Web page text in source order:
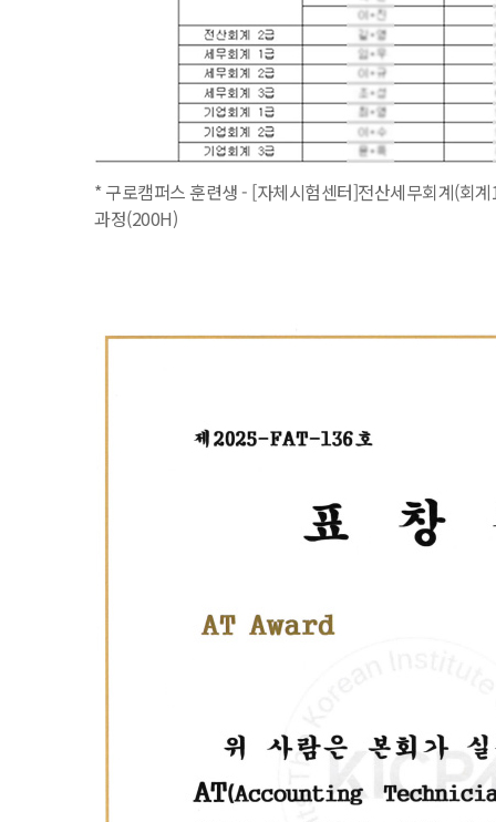
* 구로캠퍼스 훈련생 - [자체시험센터]전산세무회계(회
과정(200H)